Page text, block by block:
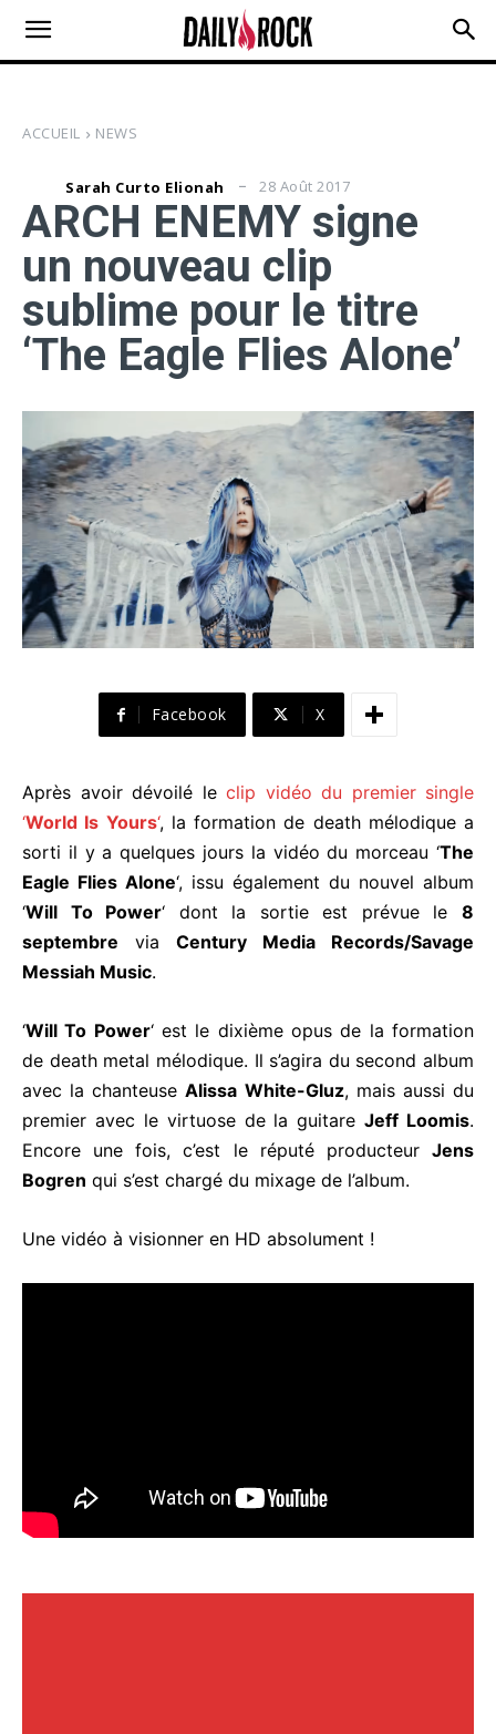
ACCUEIL NEWS
Sarah Curto Elionah 28 Août 2017
ARCH ENEMY signe
un nouveau clip
sublime pour le titre
‘The Eagle Flies Alone’
Facebook X
Après avoir dévoilé leclip vidéo du premier single
‘World Is Yours‘, la formation de death mélodique a
sorti il y a quelques jours la vidéo du morceau ‘The
Eagle Flies Alone‘, issu également du nouvel album
‘Will To Power‘ dont la sortie est prévue le8
septembre via Century Media Records/Savage
Messiah Music.
‘Will To Power‘ est le dixième opus de la formation
de death metal mélodique. Il s’agira du second album
avec la chanteuseAlissa White-Gluz, mais aussi du
premier avec le virtuose de la guitareJeff Loomis.
Encore une fois, c’est le réputé producteur Jens
Bogren qui s’est chargé du mixage de l’album.
Une vidéo à visionner en HD absolument !